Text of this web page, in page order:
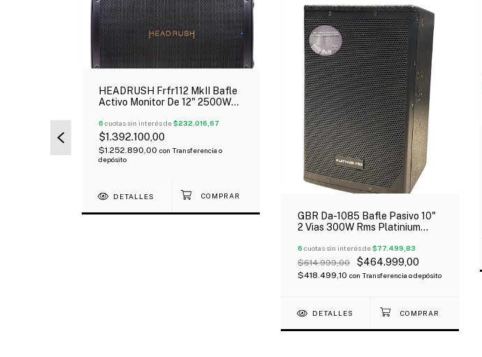
HEADRUSH Frfr112 MkII Bafle
Activo Monitor De 12" 2500W
6 cuotas sin interés de$232.016,67
$1.392.100,00
$1.252.890,00 con Transferencia o
depósito
DETALLES
GBR Da-1085 Bafle Pasivo 10"
2 Vias 300W Rms Platinium
6 cuotas sin interés de$77.499,83
$614.999,00 $464.999,00
$418.499,10 con Transferencia o depósito
DETALLES